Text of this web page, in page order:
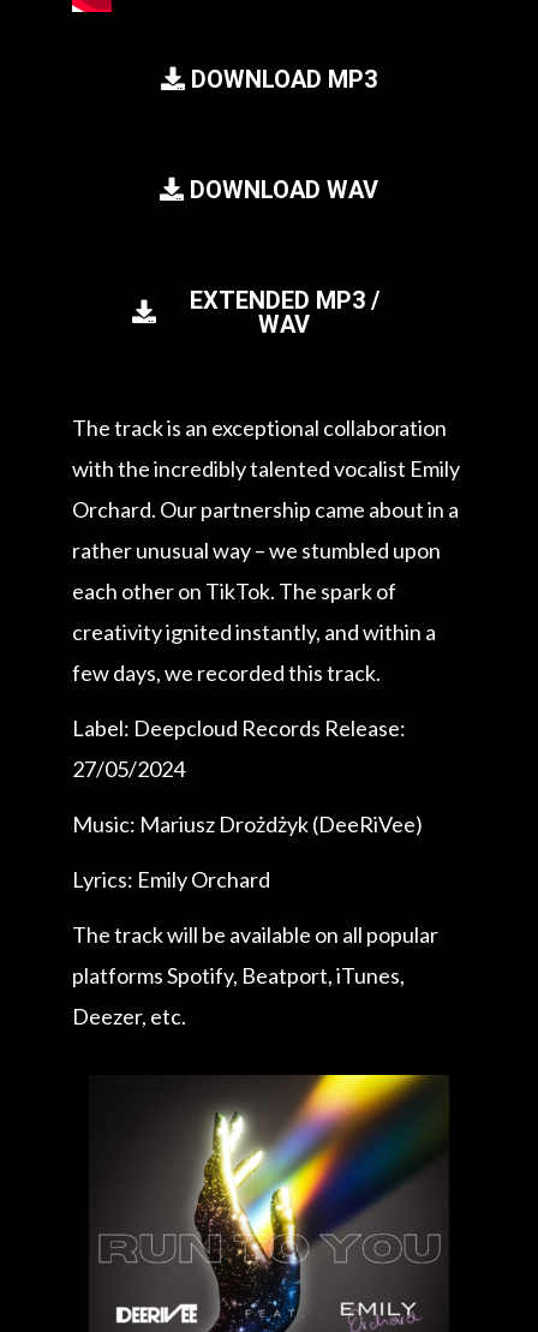
DOWNLOAD MP3
DOWNLOAD WAV
EXTENDED MP3 /
WAV
The track is an exceptional collaboration
with the incredibly talented vocalist Emily
Orchard. Our partnership came about in a
rather unusual way – we stumbled upon
each other on TikTok. The spark of
creativity ignited instantly, and within a
few days, we recorded this track.
Label: Deepcloud Records Release:
27/05/2024
Music: Mariusz Drożdżyk (DeeRiVee)
Lyrics: Emily Orchard
The track will be available on all popular
platforms Spotify, Beatport, iTunes,
Deezer, etc.